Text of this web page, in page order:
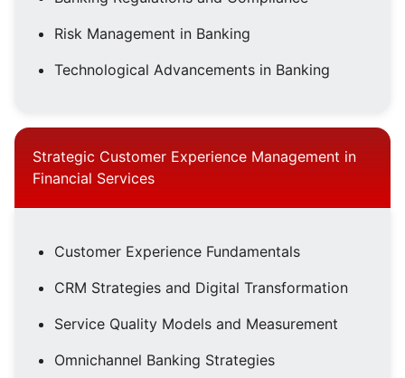
Risk Management in Banking
Technological Advancements in Banking
Strategic Customer Experience Management in
Financial Services
Customer Experience Fundamentals
CRM Strategies and Digital Transformation
Service Quality Models and Measurement
Omnichannel Banking Strategies